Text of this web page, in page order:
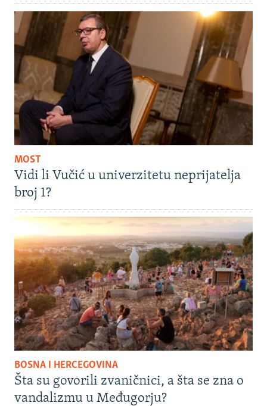
MOST
Vidi li Vučić u univerzitetu neprijatelja
broj 1?
BOSNA I HERCEGOVINA
Šta su govorili zvaničnici, a šta se zna o
vandalizmu u Međugorju?